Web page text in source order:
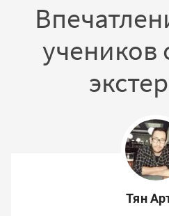
учеников
Тян